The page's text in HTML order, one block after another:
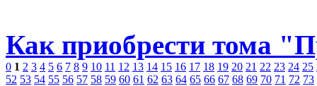
Как приобрести тома
0 1 2 3 4 5 6 7 8 9 10 11 12 13 14 15 16 17 18 19 20 21 22 23 24 25
52 53 54 55 56 57 58 59 60 61 62 63 64 65 66 67 68 69 70 71 72 73